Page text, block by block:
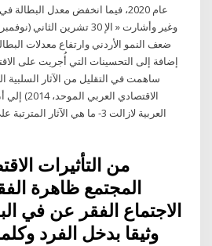
عام 2020، فيما انخفض معدل
ضعف النمو الأردني وارتفاع معدلات
إضافة إلى التحسينات التي أُجريت على
ساهمت في التقليل من الآثار السلبية
الاقتصادي
العربية لازالت 3- ما هي الآثار
من التأثيرات
المجتمع ظاهرة
الاجتماع الفقر عن في
وثيقا بدخل الفرد